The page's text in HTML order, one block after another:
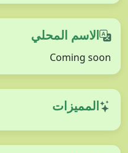
الاسم المحلي
Coming soon
المميزات